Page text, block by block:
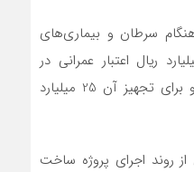
سرطان و بیماری‌های
کاشمر با صرف 25 میلیارد ریال اعتبار عمرانی در
مساحت 900 متر مربع احداث و برای تجهیز آن 25 میلیارد
روند اجرای پروژه ساخت